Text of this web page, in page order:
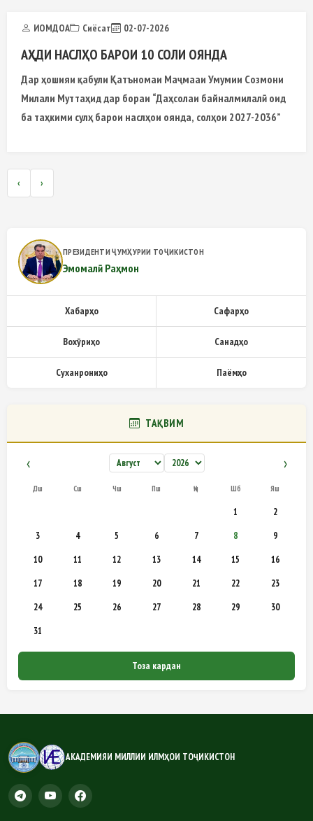
ИОМДОА Сиёсат 02-07-2026
АҲДИ НАСЛҲО БАРОИ 10 СОЛИ ОЯНДА
Дар ҳошияи қабули Қатъномаи Маҷмааи Умумии Созмони
Милали Муттаҳид дар бораи “Даҳсолаи байналмилалӣ оид
ба таҳкими сулҳ барои наслҳои оянда, солҳои 2027-2036”
‹ ›
ПРЕЗИДЕНТИ ҶУМҲУРИИ ТОҶИКИСТОН
Эмомалӣ Раҳмон
Хабарҳо Сафарҳо
Вохӯриҳо Санадҳо
Суханрониҳо Паёмҳо
ТАҚВИМ
‹ ›
Дш Сш Чш Пш Ҷм Шб Яш
1
2
3
4 5 6 7 8
9
10
11 12 13 14 15
16
17
18 19 20 21 22
23
24
25 26 27 28 29
30
31
Тоза кардан
АКАДЕМИЯИ МИЛЛИИ ИЛМҲОИ ТОҶИКИСТОН